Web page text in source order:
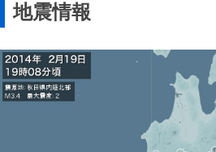
地震情報